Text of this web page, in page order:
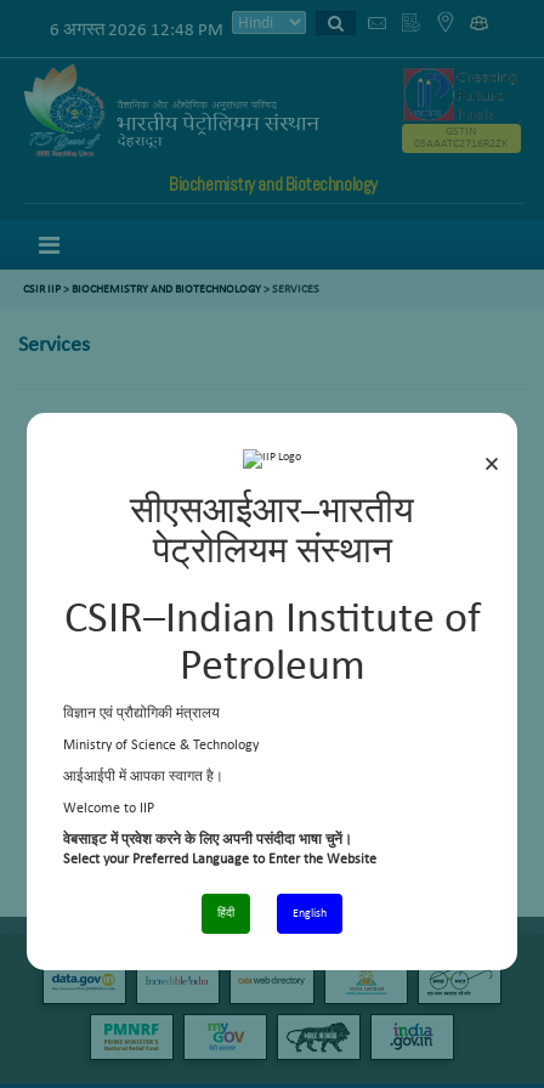
×
सीएसआईआर–भारतीय
पेट्रोलियम संस्थान
CSIR–Indian Institute of
Petroleum
विज्ञान एवं प्रौद्योगिकी मंत्रालय
Ministry of Science & Technology
आईआईपी में आपका स्वागत है।
Welcome to IIP
वेबसाइट में प्रवेश करने के लिए अपनी पसंदीदा भाषा चुनें।
Select your Preferred Language to Enter the Website
हिंदी English
6 अगस्त 2026 12:48 PM
Biochemistry and Biotechnology
GSTIN
05AAATC2716R2ZK
CSIR IIP> BIOCHEMISTRY AND BIOTECHNOLOGY>SERVICES
Services
चीनी, एसिड और अल्कोहल के आकलन के लिए तरल नमूनों का एचपीएलसी विश्लेषण
37 FAME घटकों के लिए GC-FID विश्लेषण
जैव ऊर्जा और जैव प्रौद्योगिकी/जैव सूचना विज्ञान के क्षेत्र में कौशल विकास कार्यक्रम